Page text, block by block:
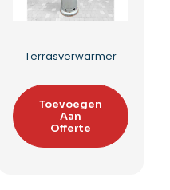
Terrasverwarmer
Toevoegen
Aan
Offerte